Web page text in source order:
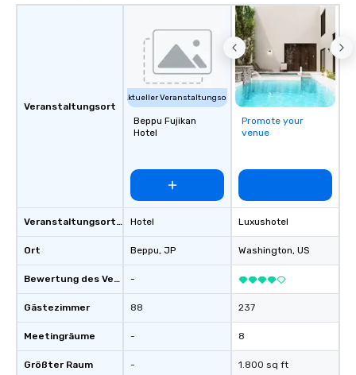
Veranstaltungsort
Veranstaltungsortstyp
Ort
Bewertung des Veranstaltungsortes
Gästezimmer
Meetingräume
Größter Raum
Aktueller Veranstaltungsort
Beppu Fujikan
Hotel
Hotel
Beppu, JP
-
88
-
-
Promote your
venue
Luxushotel
Washington, US
237
8
1.800 sq ft